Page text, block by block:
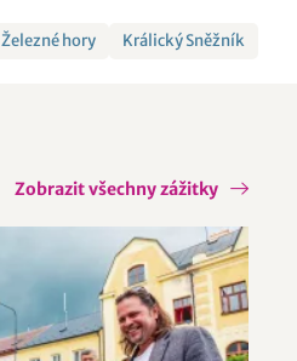
Železné hory Králický Sněžník
Zobrazit všechny zážitky